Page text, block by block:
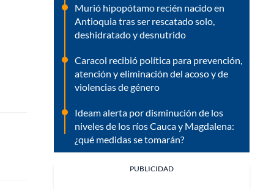
Murió hipopótamo recién nacido en
Antioquia tras ser rescatado solo,
deshidratado y desnutrido
Caracol recibió política para prevención,
atención y eliminación del acoso y de
violencias de género
Ideam alerta por disminución de los
niveles de los ríos Cauca y Magdalena:
¿qué medidas se tomarán?
PUBLICIDAD